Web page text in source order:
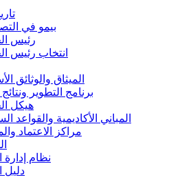
بيمو في
رئيس
انتخاب رئيس
الميثاق والوثائق
برنامج التطوير
هيكل
المباني الأكاديمية والقواعد
مراكز الاعتماد
نظام إدارة
دليل